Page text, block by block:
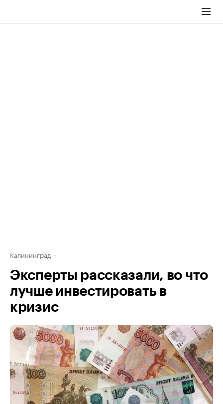
Калининград
Эксперты рассказали, во что
лучше инвестировать в
кризис